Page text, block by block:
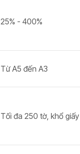
25% - 400%
Từ A5 đến A3
Tối đa 250 tờ, khổ